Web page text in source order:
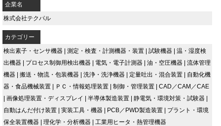
企業名
株式会社テクパル
カテゴリー
検出素子・センサ機器 | 測定・検査・計測機器・装置 | 試験機器 | 温・湿度検
出機器 | プロセス制御用検出機器 | 電気・電子計測器 | 油・空圧機器 | 流体管理
機器 | 搬送・物流・包装機器 | 洗浄・洗浄機器 | 定量吐出・混合装置 | 自動化機
器・食品機械装置 | ＰＣ・情報処理装置 | 制御・管理装置 | CAD／CAM／CAE
| 画像処理装置・ディスプレイ | 半導体製造装置 | 静電気・環境対策・試験器 |
自動はんだ付け装置 | 実装工具・機器 | PCB／PWD製造装置 | プラント・環境
保全装置機器 | 理化学・分析機器 | 工業用ヒータ・熱管理機器